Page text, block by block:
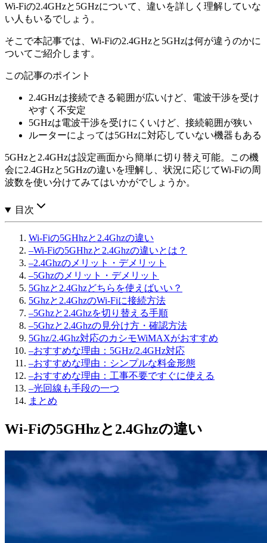
Wi-Fiの2.4GHzと5GHzについて、違いを詳しく理解していな
い人もいるでしょう。
そこで本記事では、Wi-Fiの2.4GHzと5GHzは何が違うのかに
ついてご紹介します。
この記事のポイント
2.4GHzは接続できる範囲が広いけど、電波干渉を受け
やすく不安定
5GHzは電波干渉を受けにくいけど、接続範囲が狭い
ルーターによっては5GHzに対応していない機器もある
5GHzと2.4GHzは設定画面から簡単に切り替え可能。この機
会に2.4GHzと5GHzの違いを理解し、状況に応じてWi-Fiの周
波数を使い分けてみてはいかがでしょうか。
目次
Wi-Fiの5GHhzと2.4Ghzの違い
–Wi-Fiの5GHhzと2.4Ghzの違いとは？
–2.4Ghzのメリット・デメリット
–5Ghzのメリット・デメリット
5Ghzと2.4Ghzどちらを使えばいい？
5Ghzと2.4GhzのWi-Fiに接続方法
–5Ghzと2.4Ghzを切り替える手順
–5Ghzと2.4Ghzの見分け方・確認方法
5Ghz/2.4Ghz対応のカシモWiMAXがおすすめ
–おすすめな理由：5GHz/2.4GHz対応
–おすすめな理由：シンプルな料金形態
–おすすめな理由：工事不要ですぐに使える
–光回線も手段の一つ
まとめ
Wi-Fiの5GHhzと2.4Ghzの違い